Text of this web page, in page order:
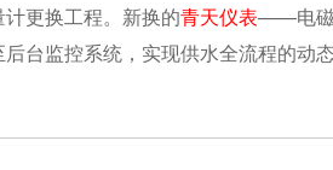
更换工程。新换的青天仪表——电磁
台监控系统，实现供水全流程的动